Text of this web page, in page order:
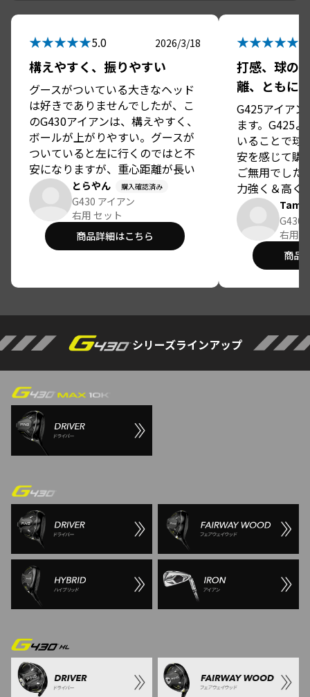
★★★★★5.0 2026/3/18
構えやすく、振りやすい
グースがついている大きなヘッド
は好きでありませんでしたが、こ
のG430アイアンは、構えやすく、
ボールが上がりやすい。グースが
ついていると左に行くのではと不
安になりますが、重心距離が長い
ためか、よほどインサイドインに
振らない限り、左に行きません。
打感もまずまずで、いい買い物が
できました。ドライバーヘッドス
ピード４０くらいですが、７番ア
になりました。
とらやん 購入確認済み
G430 アイアン
右用 セット
商品詳細はこちら
★★★★★
打感、球の
離、ともに
G425アイア
ます。G425
いることで球
安を感じて購
ご無用でした
力強く＆高く
離も少しです
ード弱？ぐら
た。ラウンド
て、手の内
ます。
Tama
G430
右用
商品
シリーズラインアップ